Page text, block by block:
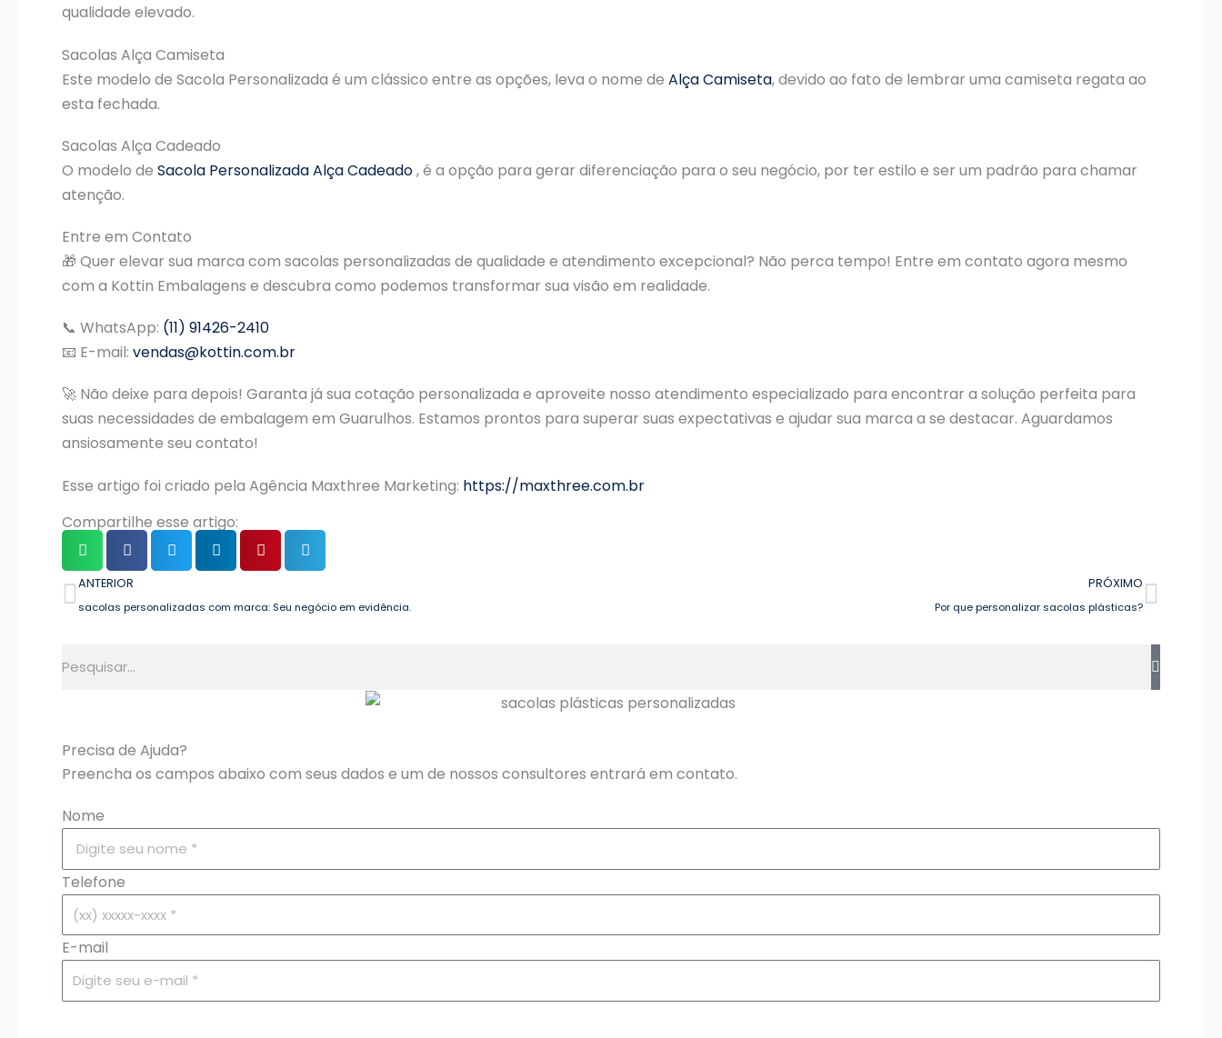
qualidade elevado.
Sacolas Alça Camiseta
Este modelo de Sacola Personalizada é um clássico entre as opções, leva o nome de Alça Camiseta, devido ao fato de lembrar uma camiseta regata ao
esta fechada.
Sacolas Alça Cadeado
O modelo de Sacola Personalizada Alça Cadeado, é a opção para gerar diferenciação para o seu negócio, por ter estilo e ser um padrão para chamar
atenção.
Entre em Contato
🎁 Quer elevar sua marca com sacolas personalizadas de qualidade e atendimento excepcional? Não perca tempo! Entre em contato agora mesmo
com a Kottin Embalagens e descubra como podemos transformar sua visão em realidade.
📞 WhatsApp: (11) 91426-2410
📧 E-mail: vendas@kottin.com.br
🚀 Não deixe para depois! Garanta já sua cotação personalizada e aproveite nosso atendimento especializado para encontrar a solução perfeita para
suas necessidades de embalagem em Guarulhos. Estamos prontos para superar suas expectativas e ajudar sua marca a se destacar. Aguardamos
ansiosamente seu contato!
Esse artigo foi criado pela Agência Maxthree Marketing: https://maxthree.com.br
Compartilhe esse artigo:
Anterior
ANTERIOR
sacolas personalizadas com marca: Seu negócio em evidência.
PRÓXIMO
Por que personalizar sacolas plásticas?
Precisa de Ajuda?
Preencha os campos abaixo com seus dados e um de nossos consultores entrará em contato.
Nome
Telefone
E-mail